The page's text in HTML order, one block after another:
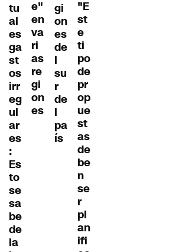
tu
al
es
ga
st
os
irr
eg
ul
ar
es
:
Es
to
se
sa
be
de
la
e"
en
va
ri
as
re
gi
on
es
gi
on
es
de
l
su
r
de
l
pa
ís
"E
st
e
ti
po
de
pr
op
ue
st
as
de
be
n
se
r
pl
an
ifi